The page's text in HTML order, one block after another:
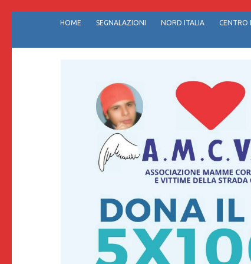
contenuto
HOME SEGNALAZIONI NORD ITALIA CENTRO